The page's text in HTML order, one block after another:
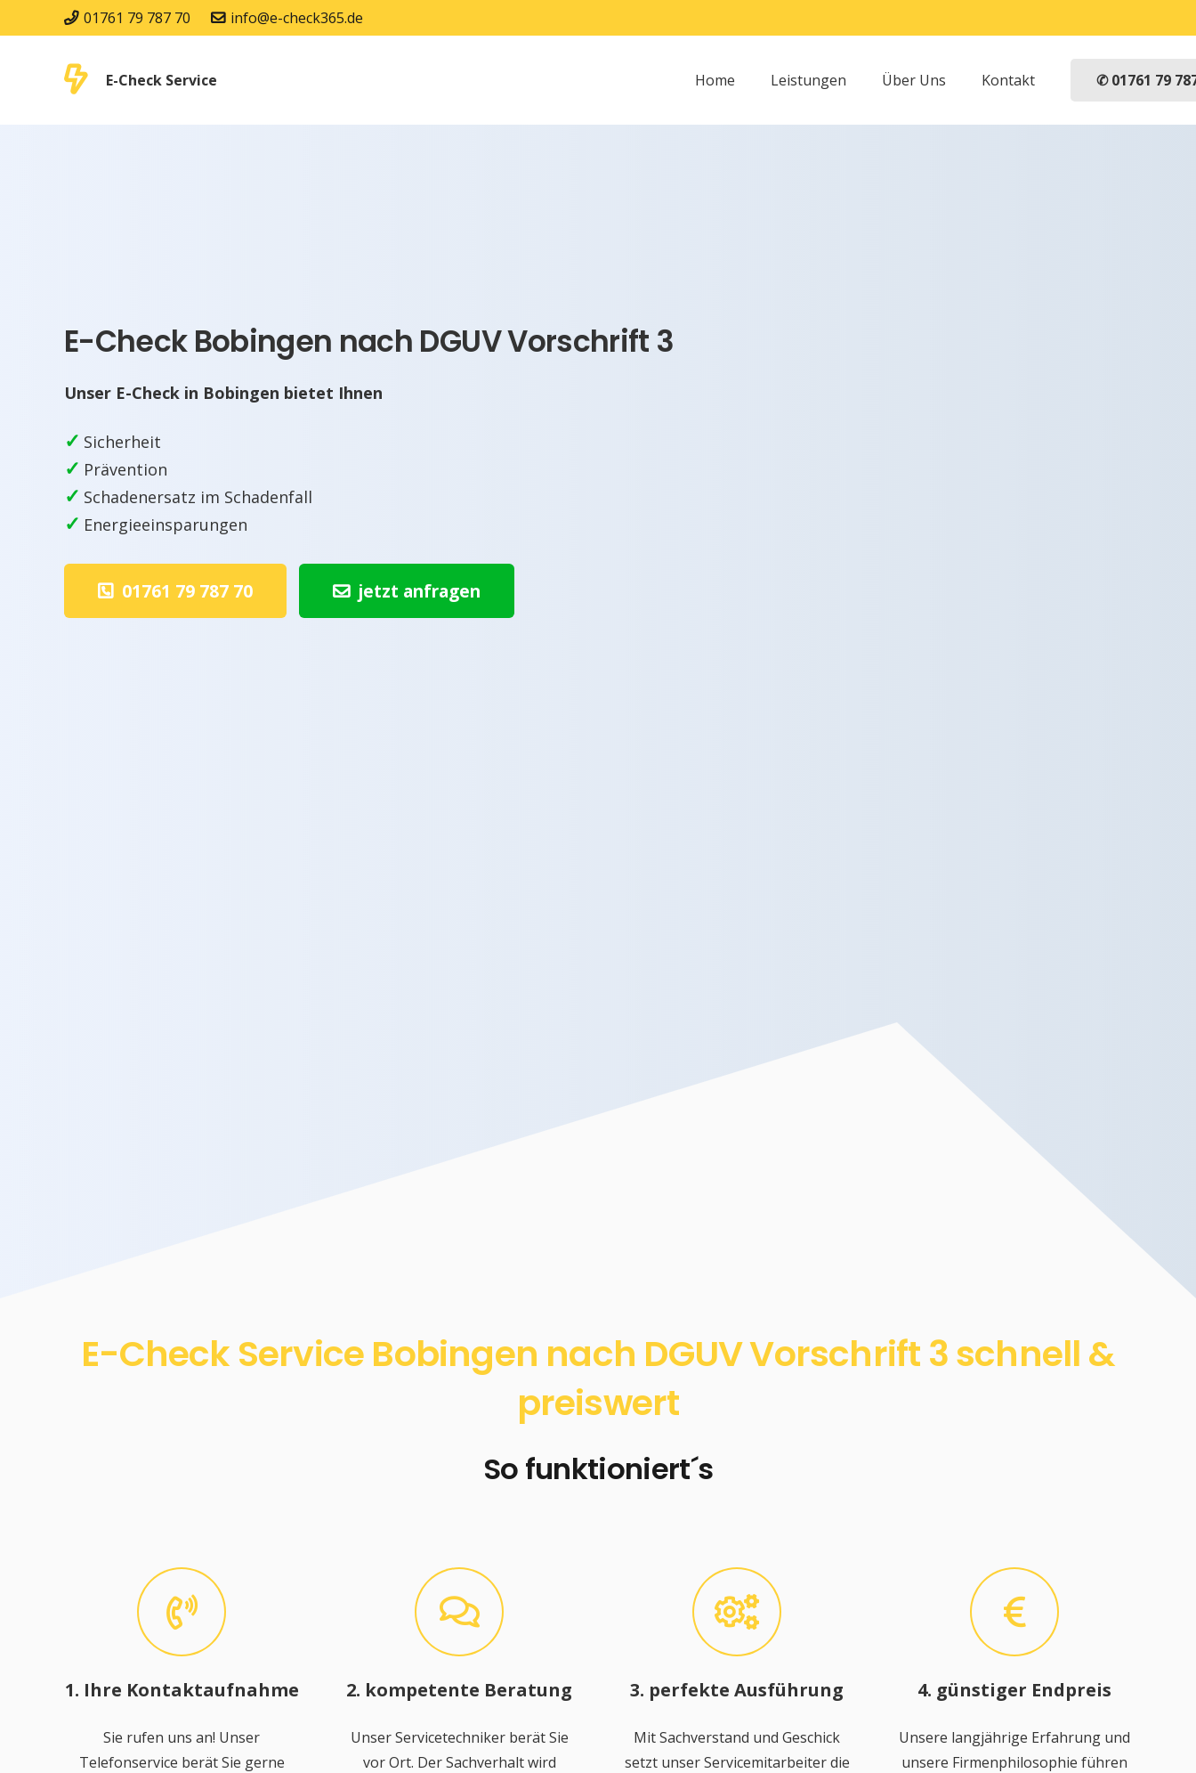
01761 79 787 70 info@e-check365.de
E-Check Service Home Leistungen Über Uns Kontakt ✆ 01761 79
E-Check Bobingen nach DGUV Vorschrift 3
Unser E-Check in Bobingen bietet Ihnen
✓ Sicherheit
✓ Prävention
✓ Schadenersatz im Schadenfall
✓ Energieeinsparungen
01761 79 787 70 jetzt anfragen
E-Check Service Bobingen nach DGUV Vorschrift 3 schnell &
preiswert
So funktioniert´s
1. Ihre Kontaktaufnahme
Sie rufen uns an! Unser
Telefonservice berät Sie gerne
2. kompetente Beratung
Unser Servicetechniker berät Sie
vor Ort. Der Sachverhalt wird
3. perfekte Ausführung
Mit Sachverstand und Geschick
setzt unser Servicemitarbeiter die
4. günstiger Endpreis
Unsere langjährige Erfahrung und
unsere Firmenphilosophie führen